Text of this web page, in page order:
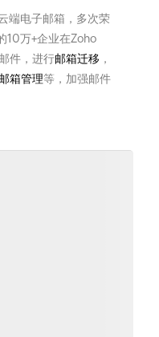
端电子邮箱，多次荣
10万+企业在Zoho
件，进行邮箱迁移 ，
箱管理等，加强邮件